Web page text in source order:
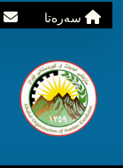
سه‌ره‌تا